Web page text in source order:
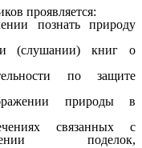
проявляется:
познать природу
(слушании) книг о
по защите
природы в
связанных с
поделок,